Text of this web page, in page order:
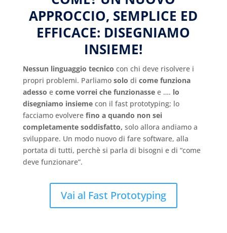
APPROCCIO, SEMPLICE ED
EFFICACE: DISEGNIAMO
INSIEME!
Nessun linguaggio tecnico con chi deve risolvere i
propri problemi. Parliamo solo di come funziona
adesso e come vorrei che funzionassee …. lo
disegniamo insiemecon il fast prototyping; lo
facciamo evolvere fino a quando non sei
completamente soddisfatto, solo allora andiamo a
sviluppare. Un modo nuovo di fare software, alla
portata di tutti, perchè si parla di bisogni e di “come
deve funzionare”.
Vai al Fast Prototyping